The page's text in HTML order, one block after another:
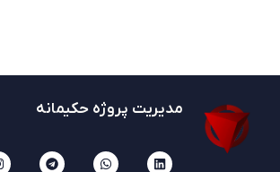
مدیریت پروژه حکیمانه